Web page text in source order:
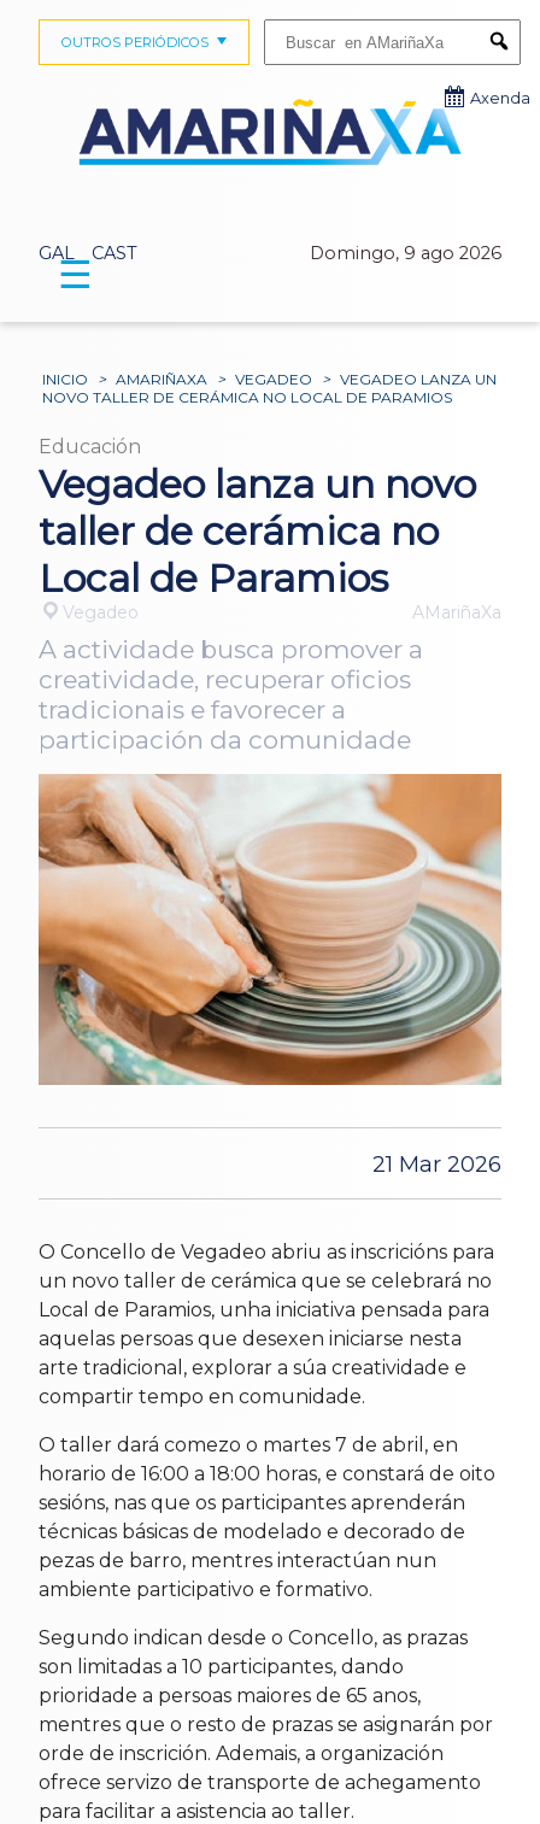
GAL CAST Domingo, 9 ago 2026
OUTROS PERIÓDICOS
Axenda
☰
INICIO > AMARIÑAXA > VEGADEO > VEGADEO LANZA UN
NOVO TALLER DE CERÁMICA NO LOCAL DE PARAMIOS
Educación
Vegadeo lanza un novo
taller de cerámica no
Local de Paramios
Vegadeo AMariñaXa
A actividade busca promover a
creatividade, recuperar oficios
tradicionais e favorecer a
participación da comunidade
21 Mar 2026
O Concello de Vegadeo abriu as inscricións para
un novo taller de cerámica que se celebrará no
Local de Paramios, unha iniciativa pensada para
aquelas persoas que desexen iniciarse nesta
arte tradicional, explorar a súa creatividade e
compartir tempo en comunidade.
O taller dará comezo o martes 7 de abril, en
horario de 16:00 a 18:00 horas, e constará de oito
sesións, nas que os participantes aprenderán
técnicas básicas de modelado e decorado de
pezas de barro, mentres interactúan nun
ambiente participativo e formativo.
Segundo indican desde o Concello, as prazas
son limitadas a 10 participantes, dando
prioridade a persoas maiores de 65 anos,
mentres que o resto de prazas se asignarán por
orde de inscrición. Ademais, a organización
ofrece servizo de transporte de achegamento
para facilitar a asistencia ao taller.